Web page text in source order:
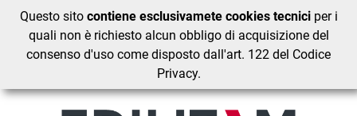
Questo sitocontiene esclusivamete cookies tecniciper i
quali non è richiesto alcun obbligo di acquisizione del
consenso d'uso come disposto dall'art. 122 del Codice
Privacy.